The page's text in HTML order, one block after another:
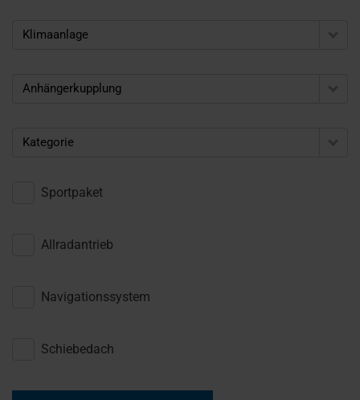
Klimaanlage
Anhängerkupplung
Kategorie
Sportpaket
Allradantrieb
Navigationssystem
Schiebedach